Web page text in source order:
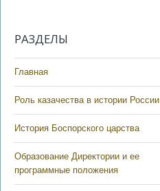
РАЗДЕЛЫ
Главная
Роль казачества в истории России
История Боспорского царства
Образование Директории и ее
программные положения